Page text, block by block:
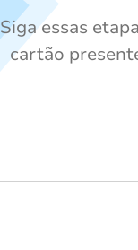
Siga essas
cartão